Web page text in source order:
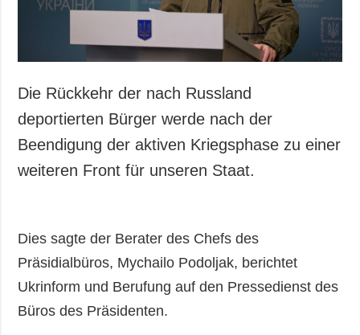
Notstand und
ZUSÄTZLICH
Veröffentlichungen
Interview
Fotos
Video
LEISTUNGEN
Abonnement
Fotobank
Die Rückkehr der nach Russland
deportierten Bürger werde nach der
Beendigung der aktiven Kriegsphase zu einer
weiteren Front für unseren Staat.
Dies sagte der Berater des Chefs des
Präsidialbüros, Mychailo Podoljak, berichtet
Ukrinform und Berufung auf den Pressedienst des
Büros des Präsidenten.